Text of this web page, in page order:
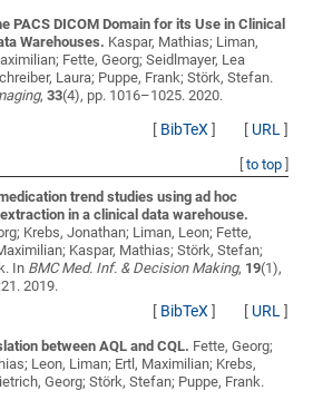
PACS DICOM Domain for its Use in Clinical
Warehouses. Kaspar, Mathias; Liman,
Fette, Georg; Seidlmayer, Lea
Laura; Puppe, Frank; Störk, Stefan.
,33(4), pp. 1016–1025. 2020.
[ BibTeX ] [ URL ]
to top]
trend studies using ad hoc
in a clinical data warehouse.
Krebs, Jonathan; Liman, Leon; Fette,
Kaspar, Mathias; Störk, Stefan;
. In BMC Med. Inf. & Decision Making, 19(1),
2019.
[ BibTeX ] [ URL ]
between AQL and CQL. Fette, Georg;
Leon, Liman; Ertl, Maximilian; Krebs,
Georg; Störk, Stefan; Puppe, Frank.